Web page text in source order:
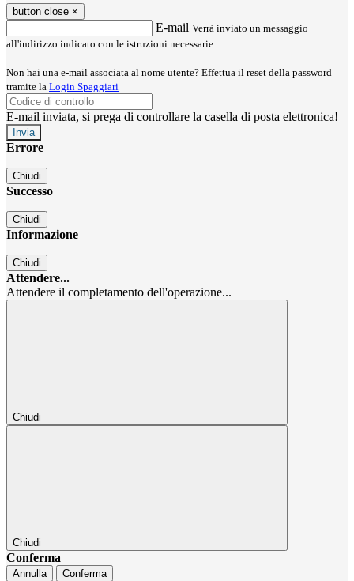
button close ×
E-mail Verrà inviato un messaggio
all'indirizzo indicato con le istruzioni necessarie.
Non hai una e-mail associata al nome utente? Effettua il reset della password
tramite la Login Spaggiari
E-mail inviata, si prega di controllare la casella di posta elettronica!
Errore
Chiudi
Successo
Chiudi
Informazione
Chiudi
Attendere...
Attendere il completamento dell'operazione...
Chiudi
Chiudi
Conferma
Annulla Conferma